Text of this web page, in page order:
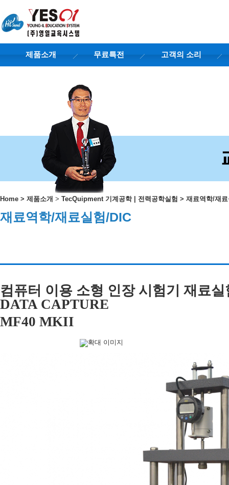
제품소개 무료특전 고객의 소리
Home > 제품소개 > TecQuipment 기계공학 | 전력공학실험 > 재료역학/재
재료역학/재료실험/DIC
컴퓨터 이용 소형 인장 시험기 재료
DATA CAPTURE
MF40 MKII